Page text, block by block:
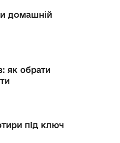
домашній
як обрати
під ключ